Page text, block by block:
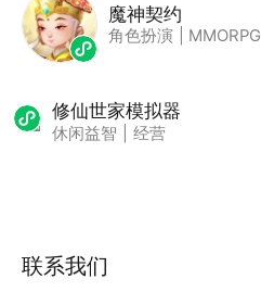
魔神契约
角色扮演 MMORPG
修仙世家模拟器
休闲益智 经营
联系我们